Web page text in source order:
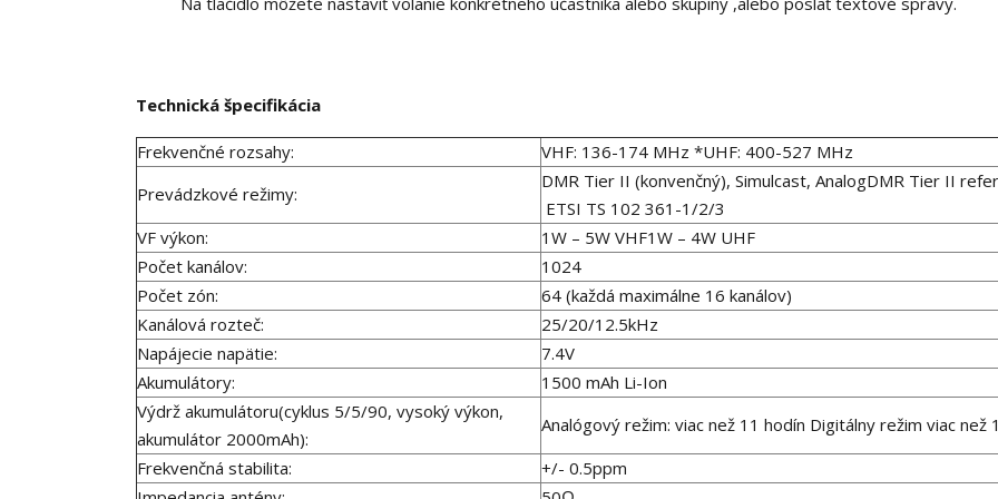
Technická špecifikácia
Frekvenčné rozsahy:
VHF: 136-174 MHz *UHF: 400-527 MHz
Prevádzkové režimy:
DMR Tier II (konvenčný), Simulcast, AnalogDMR Tier II
ETSI TS 102 361-1/2/3
VF výkon:
1W – 5W VHF1W – 4W UHF
Počet kanálov:
1024
Počet zón:
64 (každá maximálne 16 kanálov)
Kanálová rozteč:
25/20/12.5kHz
Napájecie napätie:
7.4V
Akumulátory:
1500 mAh Li-Ion
Výdrž akumulátoru(cyklus 5/5/90, vysoký výkon,
akumulátor 2000mAh):
Analógový režim: viac než 11 hodín Digitálny režim viac než
Frekvenčná stabilita:
+/- 0.5ppm